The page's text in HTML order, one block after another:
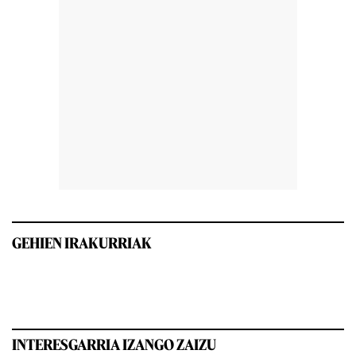
GEHIEN IRAKURRIAK
INTERESGARRIA IZANGO ZAIZU